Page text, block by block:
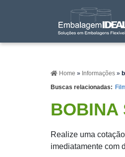
Home » Informações »
Buscas relacionadas:
BOBINA
Realize uma
imediatamente com